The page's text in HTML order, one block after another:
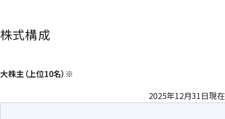
株式構成
大株主（上位10名）※
2025年12月31日現在